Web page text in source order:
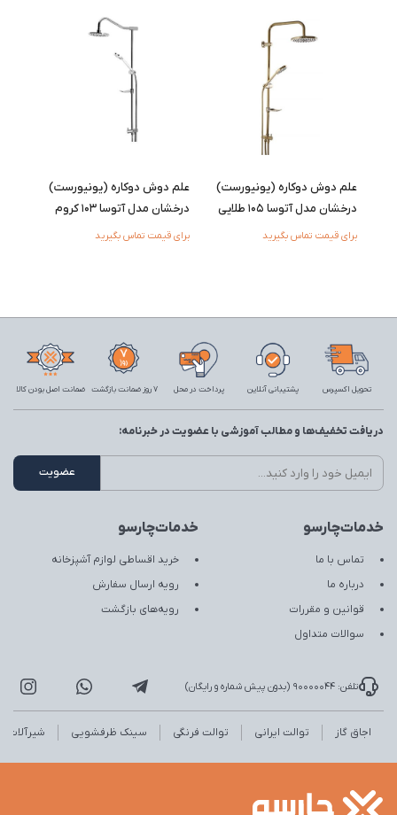
علم دوش دوکاره (یونیورست)
درخشان مدل آتوسا 105 طلایی
برای قیمت تماس بگیرید
علم دوش دوکاره (یونیورست)
درخشان مدل آتوسا 103 کروم
برای قیمت تماس بگیرید
تحویل اکسپرس پشتیبانی آنلاین پرداخت در محل 7 روز ضمانت بازگشت ضمانت اصل بودن کالا
خدمات‌چارسو
تماس با ما
درباره ما
قوانین و مقررات
سوالات متداول
خدمات‌چارسو
خرید اقساطی لوازم آشپزخانه
رویه ارسال سفارش
رویه‌های بازگشت
دریافت تخفیف‌ها و مطالب آموزشی با عضویت در خبرنامه:
تلفن: 90000044 (بدون پیش شماره و رایگان)
اجاق گاز توالت ایرانی توالت فرنگی سینک ظرفشویی شیرآلات